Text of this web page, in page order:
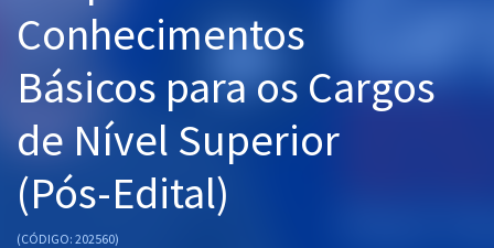
OAB
Mentorias
Questões grátis
Conteúdo gratuito
Blog
Conhecimentos
Básicos para os Cargos
de Nível Superior
(Pós-Edital)
(CÓDIGO: 202560)